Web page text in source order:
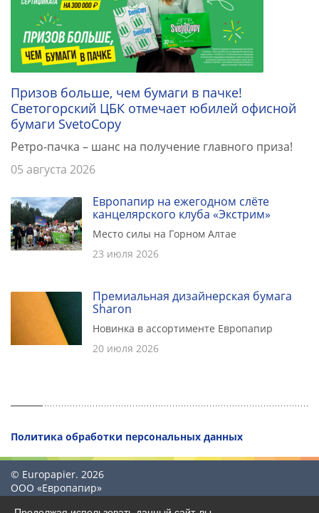
Призов больше, чем бумаги в пачке!
Светогорский ЦБК отмечает юбилей офисной
бумаги SvetoCopy
Ретро-пачка – шанс на получение главного приза!
05 августа 2026
Европапир на ежегодном слёте
канцелярского клуба «Экстрим»
Место силы на Горном Алтае
23 июля 2026
Премиальная дизайнерская бумага
Sharon
Новинка в ассортименте Европапир
20 июля 2026
Политика обработки персональных данных
© Europapier. 2026
ООО «Европапир»